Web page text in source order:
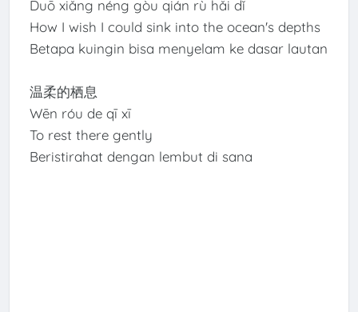
Duō xiǎng néng gòu qián rù hǎi dǐ
How I wish I could sink into the ocean's depths
Betapa kuingin bisa menyelam ke dasar lautan
温柔的栖息
Wēn róu de qī xī
To rest there gently
Beristirahat dengan lembut di sana